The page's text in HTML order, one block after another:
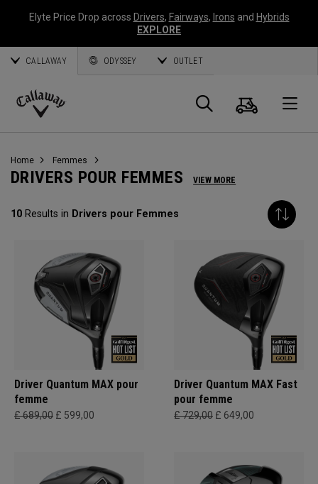
Elyte Price Drop across Drivers, Fairways, Irons and Hybrids
EXPLORE
CALLAWAY ODYSSEY OUTLET
Callaway
Panier
Home Femmes
DRIVERS POUR FEMMES VIEW MORE
10 Results in Drivers pour Femmes
Driver Quantum MAX pour
femme
£ 689,00 £ 599,00
Driver Quantum MAX Fast
pour femme
£ 729,00 £ 649,00